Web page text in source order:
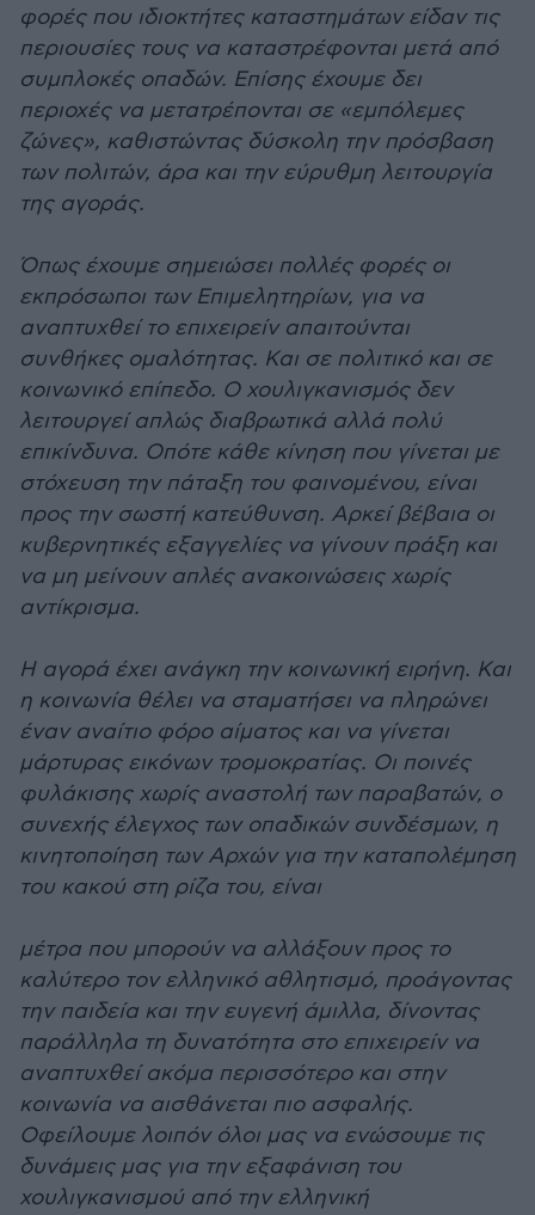
φορές που ιδιοκτήτες καταστημάτων είδαν τις
περιουσίες τους να καταστρέφονται μετά από
συμπλοκές οπαδών. Επίσης έχουμε δει
περιοχές να μετατρέπονται σε «εμπόλεμες
ζώνες», καθιστώντας δύσκολη την πρόσβαση
των πολιτών, άρα και την εύρυθμη λειτουργία
της αγοράς.
Όπως έχουμε σημειώσει πολλές φορές οι
εκπρόσωποι των Επιμελητηρίων, για να
αναπτυχθεί το επιχειρείν απαιτούνται
συνθήκες ομαλότητας. Και σε πολιτικό και σε
κοινωνικό επίπεδο. Ο χουλιγκανισμός δεν
λειτουργεί απλώς διαβρωτικά αλλά πολύ
επικίνδυνα. Οπότε κάθε κίνηση που γίνεται με
στόχευση την πάταξη του φαινομένου, είναι
προς την σωστή κατεύθυνση. Αρκεί βέβαια οι
κυβερνητικές εξαγγελίες να γίνουν πράξη και
να μη μείνουν απλές ανακοινώσεις χωρίς
αντίκρισμα.
Η αγορά έχει ανάγκη την κοινωνική ειρήνη. Και
η κοινωνία θέλει να σταματήσει να πληρώνει
έναν αναίτιο φόρο αίματος και να γίνεται
μάρτυρας εικόνων τρομοκρατίας. Οι ποινές
φυλάκισης χωρίς αναστολή των παραβατών, ο
συνεχής έλεγχος των οπαδικών συνδέσμων, η
κινητοποίηση των Αρχών για την καταπολέμηση
του κακού στη ρίζα του, είναι
μέτρα που μπορούν να αλλάξουν προς το
καλύτερο τον ελληνικό αθλητισμό, προάγοντας
την παιδεία και την ευγενή άμιλλα, δίνοντας
παράλληλα τη δυνατότητα στο επιχειρείν να
αναπτυχθεί ακόμα περισσότερο και στην
κοινωνία να αισθάνεται πιο ασφαλής.
Οφείλουμε λοιπόν όλοι μας να ενώσουμε τις
δυνάμεις μας για την εξαφάνιση του
χουλιγκανισμού από την ελληνική